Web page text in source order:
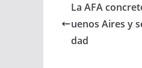
La AFA
uenos Aires y
dad